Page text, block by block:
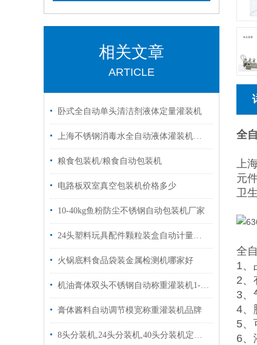
相关文章
ARTICLE
卧式全自动单头清洁剂液体定量灌装机
上海不锈钢消毒水全自动液体灌装机厂家定制
粮食包装机/粮食自动包装机
电路板双室真空包装机价格多少
10-40kg鱼粉防尘不锈钢自动包装机厂家
24头塑料玩具配件颗粒装盒自动计量分装机厂家
火锅底料食品袋装金属检测机哪家好
机油膏体双头不锈钢自动称重灌装机1-15L
膏体酱料自动调节模宽称重灌装机品牌
8头分装机,24头分装机,40头分装机定制盒装塑料颗粒称重分装机
全
上
元
卫
全
1、
2、
3、
4、
5、
6、